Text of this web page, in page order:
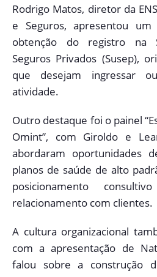
Rodrigo Matos, diretor da
e Seguros, apresentou
obtenção do registro na
Seguros Privados (Susep),
que desejam ingressar
atividade.
Outro destaque foi o painel
Omint”, com Giroldo e
abordaram oportunidades
planos de saúde de alto
posicionamento
relacionamento com clientes.
A cultura organizacional
com a apresentação de
falou sobre a construção